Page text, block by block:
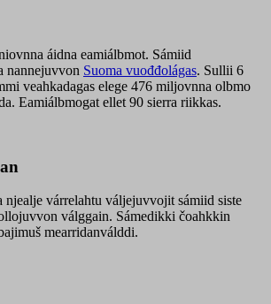
áidna eamiálbmot. Sámiid
nannejuvvon Suoma vuođđolágas. Sullii 6
veahkadagas elege 476 miljovnna olbmo
Eamiálbmogat ellet 90 sierra riikkas.
njealje várrelahtu váljejuvvojit sámiid siste
válggain. Sámedikki čoahkkin
mearridanválddi.